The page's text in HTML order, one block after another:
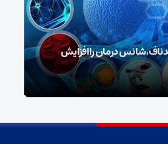
شانس درمان را افزایش